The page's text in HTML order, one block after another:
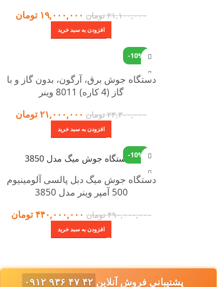
۲۱,۱۰۰,۰۰۰تومان ۱۹,۰۰۰,۰۰۰ تومان
افزودن به سبد خرید
-10%
دستگاه جوش برق، آرگون، بدون گاز و با
گاز (4 کاره) 8011 وینر
۲۳,۳۰۰,۰۰۰تومان ۲۱,۰۰۰,۰۰۰تومان
افزودن به سبد خرید
-10%
دستگاه جوش میگ دبل پالسی آلومینیوم
500 آمپر وینر مدل 3850
۴۹۰,۰۰۰,۰۰۰تومان ۴۴۰,۰۰۰,۰۰۰تومان
افزودن به سبد خرید
پشتیبانی فروش آنلاین ۰۹۱۲ ۹۳۶ ۴۷ ۴۲